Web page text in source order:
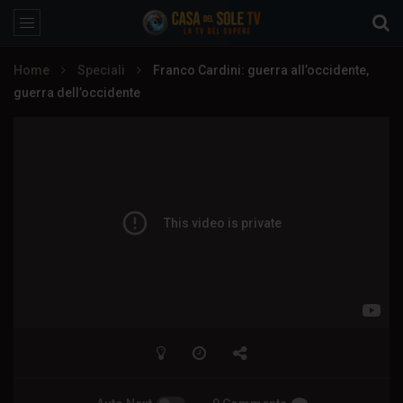
Home Speciali
Franco Cardini: guerra all’occidente,
guerra dell’occidente